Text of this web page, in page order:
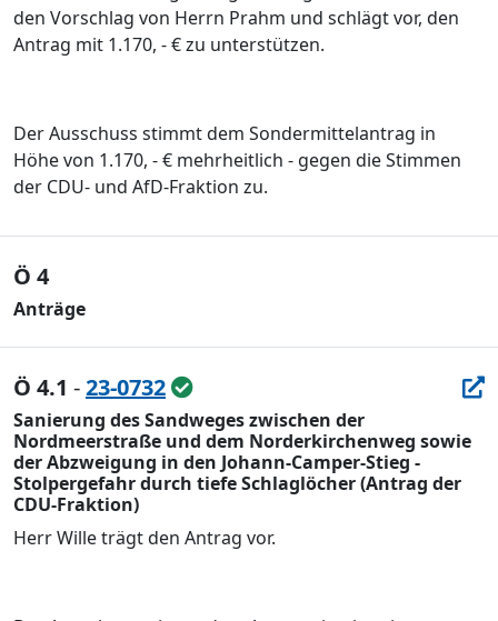
den Vorschlag von Herrn Prahm und schlägt vor, den
Antrag mit 1.170, - € zu unterstützen.
Der Ausschuss stimmt dem Sondermittelantrag in
Höhe von 1.170, - € mehrheitlich - gegen die Stimmen
der CDU- und AfD-Fraktion zu.
Ö 4
Anträge
Ö 4.1 -23-0732
Sanierung des Sandweges zwischen der
Nordmeerstraße und dem Norderkirchenweg sowie
der Abzweigung in den Johann-Camper-Stieg -
Stolpergefahr durch tiefe Schlaglöcher (Antrag der
CDU-Fraktion)
Herr Wille trägt den Antrag vor.